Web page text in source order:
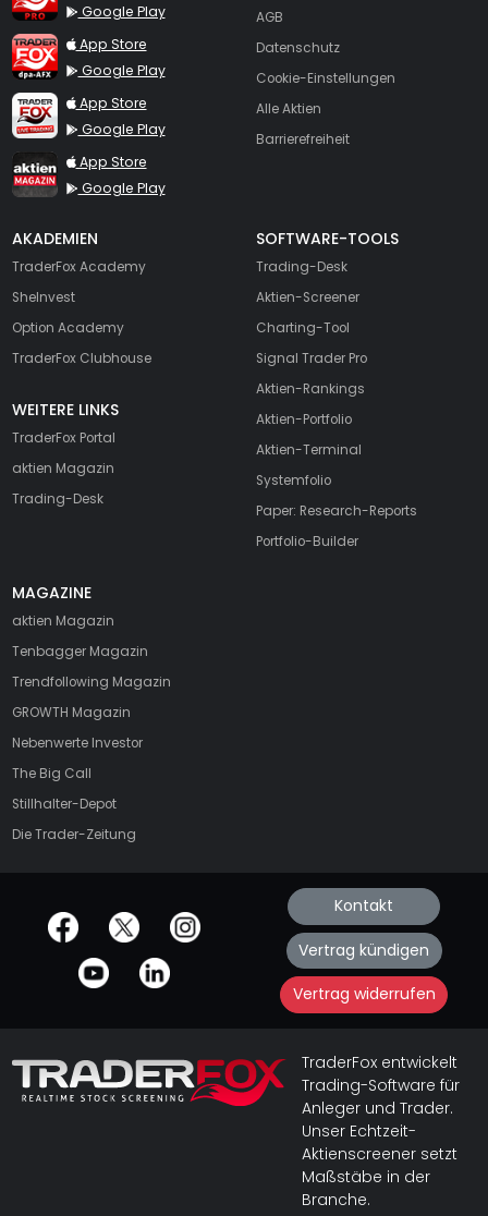
Google Play
TraderFox dpa-AFX ProFeed
App Store
Google Play
TraderFox Live Trading
App Store
Google Play
TraderFox aktien Magazin
App Store
Google Play
AGB
Datenschutz
Cookie-Einstellungen
Alle Aktien
Barrierefreiheit
AKADEMIEN
TraderFox Academy
SheInvest
Option Academy
TraderFox Clubhouse
WEITERE LINKS
TraderFox Portal
aktien Magazin
Trading-Desk
SOFTWARE-TOOLS
Trading-Desk
Aktien-Screener
Charting-Tool
Signal Trader Pro
Aktien-Rankings
Aktien-Portfolio
Aktien-Terminal
Systemfolio
Paper: Research-Reports
Portfolio-Builder
MAGAZINE
aktien Magazin
Tenbagger Magazin
Trendfollowing Magazin
GROWTH Magazin
Nebenwerte Investor
The Big Call
Stillhalter-Depot
Die Trader-Zeitung
offizielle Social Media-Accounts Kontakt
Vertrag kündigen
Vertrag widerrufen
TraderFox entwickelt
Trading-Software für
Anleger und Trader.
Unser Echtzeit-
Aktienscreener setzt
Maßstäbe in der
Branche.